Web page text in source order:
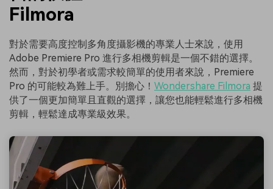
Filmora
對於需要高度控制多角度攝影機的專業人士來說，使用
Adobe Premiere Pro 進行多相機剪輯是一個不錯的選擇。
然而，對於初學者或需求較簡單的使用者來說，Premiere
Pro 的可能較為難上手。別擔心！ Wondershare Filmora 提
供了一個更加簡單且直觀的選擇，讓您也能輕鬆進行多相機
剪輯，輕鬆達成專業級效果。